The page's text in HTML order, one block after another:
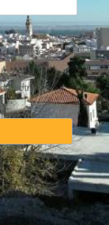
de données
votre